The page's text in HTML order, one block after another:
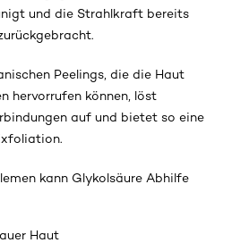
und die Strahlkraft bereits
Peelings, die die Haut
hervorrufen können, löst
auf und bietet so eine
kann Glykolsäure Abhilfe
Haut